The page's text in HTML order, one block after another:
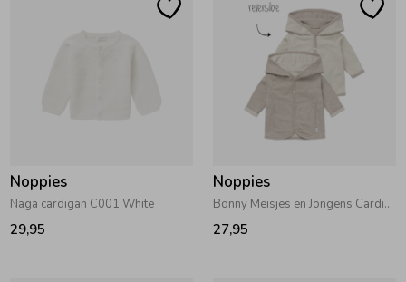
Noppies
Naga cardigan C001 White
29,95
Noppies
Bonny Meisjes en Jongens Cardigan P757 Taupe Melange
27,95